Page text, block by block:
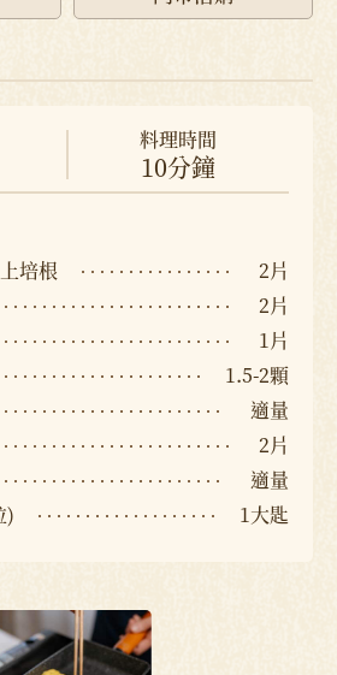
料理時間
10分鐘
培根
2片
2片
1片
1.5-2顆
適量
2片
適量
)
1大匙